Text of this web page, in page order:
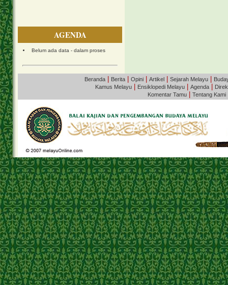
AGENDA
Belum ada data - dalam proses
Beranda Berita Opini Artikel Sejarah Melayu
Kamus Melayu
Ensiklopedi Melayu Agenda
Komentar Tamu
Tentang Kami